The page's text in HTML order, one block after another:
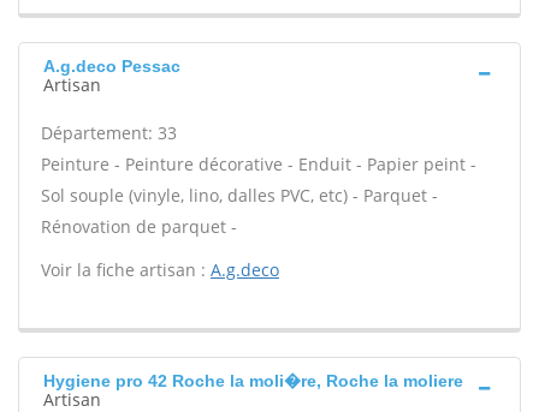
A.g.deco Pessac
Artisan
Département: 33
Peinture - Peinture décorative - Enduit - Papier peint -
Sol souple (vinyle, lino, dalles PVC, etc) - Parquet -
Rénovation de parquet -
Voir la fiche artisan : A.g.deco
Hygiene pro 42 Roche la moli�re, Roche la moliere
Artisan